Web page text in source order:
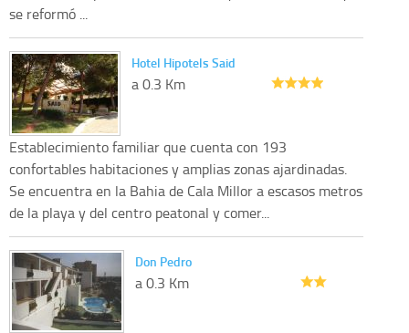
se reformó ...
Hotel Hipotels Said
a 0.3 Km
Establecimiento familiar que cuenta con 193
confortables habitaciones y amplias zonas ajardinadas.
Se encuentra en la Bahia de Cala Millor a escasos metros
de la playa y del centro peatonal y comer...
Don Pedro
a 0.3 Km